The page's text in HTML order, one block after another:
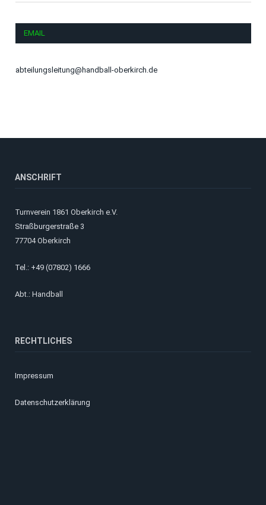
EMAIL
abteilungsleitung@handball-oberkirch.de
ANSCHRIFT
Turnverein 1861 Oberkirch e.V.
Straßburgerstraße 3
77704 Oberkirch
Tel.: +49 (07802) 1666
Abt.: Handball
RECHTLICHES
Impressum
Datenschutzerklärung